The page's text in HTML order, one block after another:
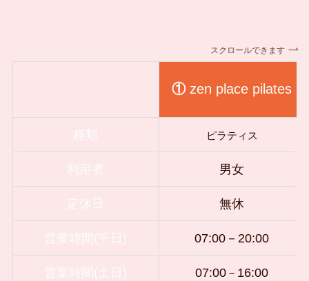
スクロールできます
① zen place pilates
ピラティス
男女
無休
07:00－20:00
07:00 － 16:00